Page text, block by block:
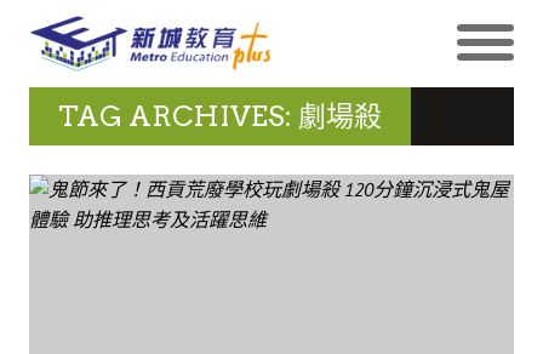
TAG ARCHIVES: 劇場殺